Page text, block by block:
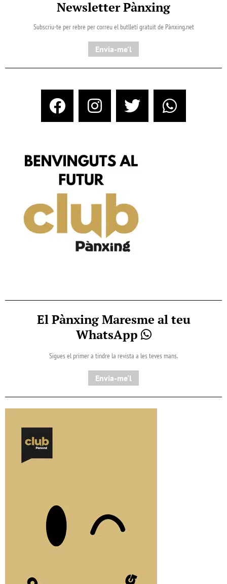
Newsletter Pànxing
Subscriu-te per rebre per correu el butlletí gratuït de Pànxing.net​
Envia-me'l
El Pànxing Maresme al teu
WhatsApp
Sigues el primer a tindre la revista a les teves mans.
Envia-me'l